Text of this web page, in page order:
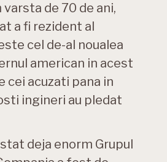
de 70 de ani,
a fi rezident al
cel de-al noualea
american in acest
cei acuzati pana in
ingineri au pledat
deja enorm Grupul